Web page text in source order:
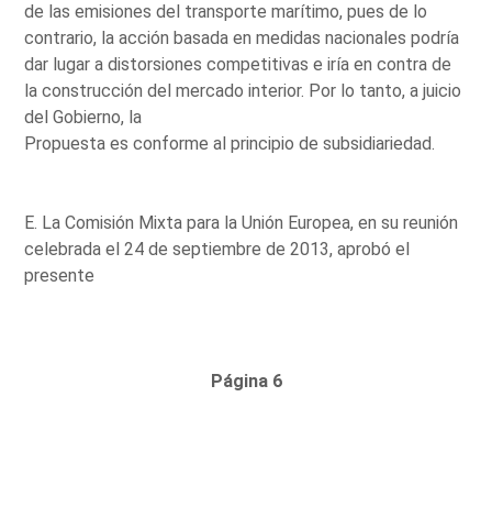
de las emisiones del transporte marítimo, pues de lo
contrario, la acción basada en medidas nacionales podría
dar lugar a distorsiones competitivas e iría en contra de
la construcción del mercado interior. Por lo tanto, a juicio
del Gobierno, la
Propuesta es conforme al principio de subsidiariedad.
E. La Comisión Mixta para la Unión Europea, en su reunión
celebrada el 24 de septiembre de 2013, aprobó el
presente
Página 6